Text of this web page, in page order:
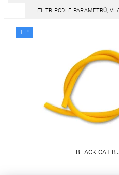
FILTR PODLE PARAMETRŮ,
TIP
BLACK CAT